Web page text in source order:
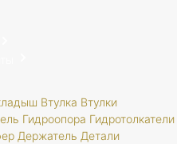
Втулка Втулки
Гидроопора Гидротолкатели
Держатель Детали